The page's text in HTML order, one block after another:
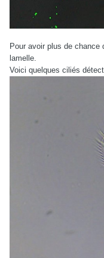
Pour avoir plus de
lamelle.
Voici quelques ciliés